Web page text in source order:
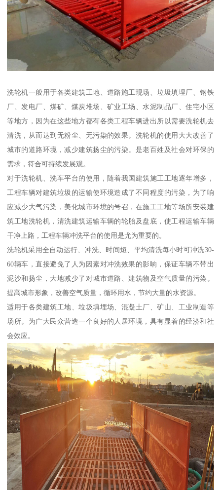
洗轮机一般用于各类建筑工地、道路施工现场、垃圾填埋厂、钢铁
厂、发电厂、煤矿、煤炭堆场、矿业工场、水泥制品厂、住宅小区
等地方，因为在这些地方都有各类工程车辆进出所以需要洗轮机去
清洗，从而达到无粉尘、无污染的效果。洗轮机的使用大大改善了
城市的道路环境，减少建筑扬尘的污染。是老百姓及社会对环保的
需求，符合可持续发展观。
对于洗轮机、洗车平台的使用，随着我国建筑施工工地逐年增多，
工程车辆对建筑垃圾的运输使环境造成了不同程度的污染，为了响
应减少大气污染，美化城市环境的号召，在施工工地等场所安装建
筑工地洗轮机，清洗建筑运输车辆的轮胎及盘底，使工程运输车辆
干净上路，工程车辆冲洗平台的使用是尤为重要的。
洗轮机采用全自动运行、冲洗、时间短、平均清洗每小时可冲洗30-
60辆车，直接避免了人为因素对冲洗效果的影响，保证车辆不带出
泥沙和扬尘，大地减少了对城市道路、建筑物及空气质量的污染。
提高城市形象，改善空气质量，循环用水，节约大量的水资源。
适用于各类建筑工地、垃圾填埋场、混凝土厂、矿山、工业制造等
场所。为广大民众营造一个良好的人居环境，具有显着的经济和社
会效应。